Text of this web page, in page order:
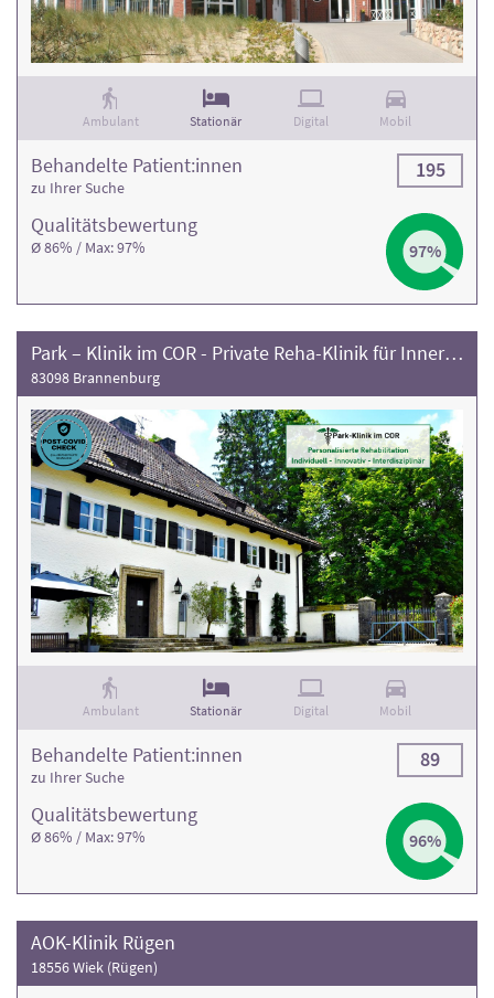
Ambulant Stationär Digital Mobil
Qualitäts­bewertung
Ø 86% / Max: 97% 97%
Behandelte Patient:innen
zu Ihrer Suche
195
Park – Klinik im COR - Private Reha-Klinik für Innere Medizin zur Behandlung von Erschöpfungssyndromen (Long/Post-COVID, ME/CFS u.a.)
83098 Brannenburg
Ambulant Stationär Digital Mobil
Qualitäts­bewertung
Ø 86% / Max: 97% 96%
Behandelte Patient:innen
zu Ihrer Suche
89
AOK-Klinik Rügen
18556 Wiek (Rügen)